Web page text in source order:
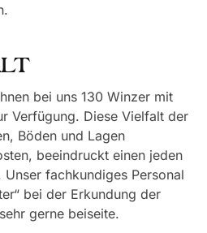
bei uns 130 Winzer mit
Verfügung. Diese Vielfalt der
Böden und Lagen
beeindruckt einen jeden
fachkundiges Personal
bei der Erkundung der
gerne beiseite.